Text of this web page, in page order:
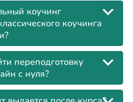
коучинг
коучинга
переподготовку
с нуля?